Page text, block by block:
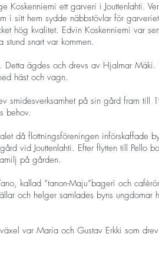
ett garveri i Jouttenlahti.
i sitt hem sydde näbbstövlar för
hög kvalitet. Edvin Koskenniemi var
stund snart var kommen.
ägdes och drevs av Hjalmar
häst och vagn.
smidesverksamhet på sin gård fram
behov.
då flottningsföreningen införskaffade
vid Jouttenlahti. Efter flytten till Pello
på gården.
kallad ”tanon-Maju”bageri och
och helger samlades byns
var Maria och Gustav Erkki som